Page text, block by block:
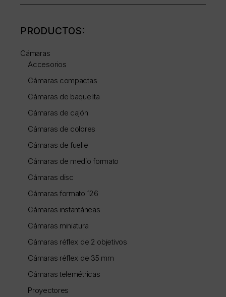
PRODUCTOS:
Cámaras
Accesorios
Cámaras compactas
Cámaras de baquelita
Cámaras de cajón
Cámaras de colores
Cámaras de fuelle
Cámaras de medio formato
Cámaras disc
Cámaras formato 126
Cámaras instantáneas
Cámaras miniatura
Cámaras réflex de 2 objetivos
Cámaras réflex de 35 mm
Cámaras telemétricas
Proyectores